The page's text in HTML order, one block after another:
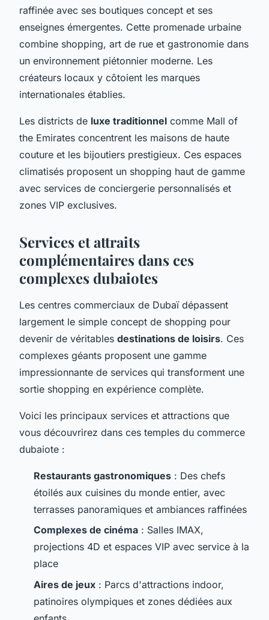
raffinée avec ses boutiques concept et ses
enseignes émergentes. Cette promenade urbaine
combine shopping, art de rue et gastronomie dans
un environnement piétonnier moderne. Les
créateurs locaux y côtoient les marques
internationales établies.
Les districts de luxe traditionnel comme Mall of
the Emirates concentrent les maisons de haute
couture et les bijoutiers prestigieux. Ces espaces
climatisés proposent un shopping haut de gamme
avec services de conciergerie personnalisés et
zones VIP exclusives.
Services et attraits
complémentaires dans ces
complexes dubaiotes
Les centres commerciaux de Dubaï dépassent
largement le simple concept de shopping pour
devenir de véritables destinations de loisirs. Ces
complexes géants proposent une gamme
impressionnante de services qui transforment une
sortie shopping en expérience complète.
Voici les principaux services et attractions que
vous découvrirez dans ces temples du commerce
dubaiote :
Restaurants gastronomiques : Des chefs
étoilés aux cuisines du monde entier, avec
terrasses panoramiques et ambiances raffinées
Complexes de cinéma : Salles IMAX,
projections 4D et espaces VIP avec service à la
place
Aires de jeux : Parcs d'attractions indoor,
patinoires olympiques et zones dédiées aux